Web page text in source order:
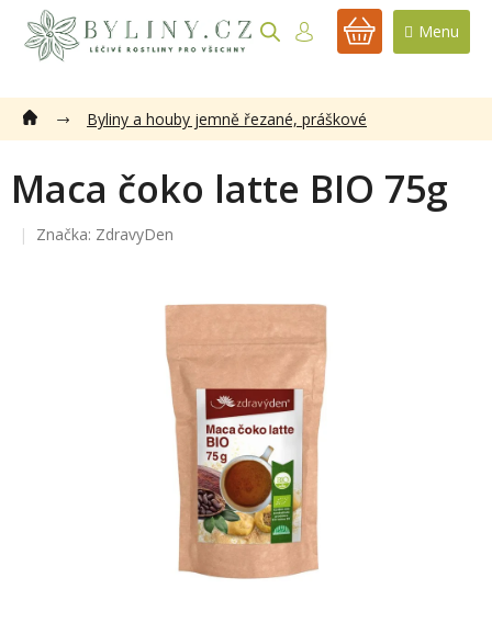
obsah
NÁKUPNÍ
Byliny a houby jemně řezané, práškové
Maca čoko latte BIO 75g
Značka: ZdravyDen